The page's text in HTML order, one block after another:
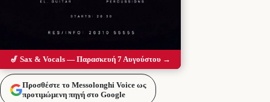
Προσθέστε το Messolonghi Voice ως
προτιμώμενη πηγή στο Google
🎷 Sax & Vocals — Παρασκευή 7 Αυγούστου →